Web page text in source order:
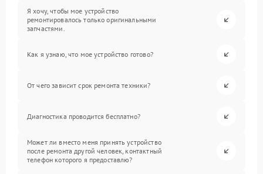
Я хочу, чтобы мое устройство
ремонтировалось только оригинальными
запчастями.
Как я узнаю, что мое устройство готово?
От чего зависит срок ремонта техники?
Диагностика проводится бесплатно?
Может ли вместо меня принять устройство
после ремонта другой человек, контактный
телефон которого я предоставлю?